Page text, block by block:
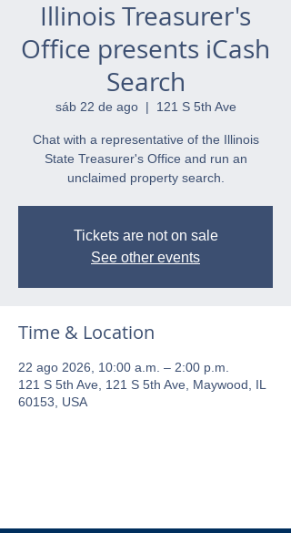
Illinois Treasurer's
Office presents iCash
Search
sáb 22 de ago
  |
121 S 5th Ave
Chat with a representative of the Illinois
State Treasurer's Office and run an
unclaimed property search.
Tickets are not on sale
See other events
Time & Location
22 ago 2026, 10:00 a.m. – 2:00 p.m.
121 S 5th Ave, 121 S 5th Ave, Maywood, IL
60153, USA